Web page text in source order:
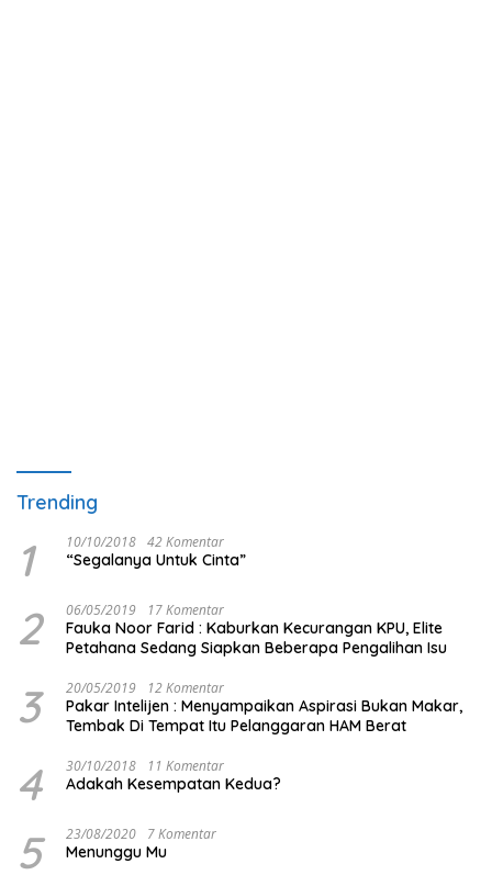
Trending
1 10/10/2018 42 Komentar
“Segalanya Untuk Cinta”
2 06/05/2019 17 Komentar
Fauka Noor Farid : Kaburkan Kecurangan KPU, Elite
Petahana Sedang Siapkan Beberapa Pengalihan Isu
3 20/05/2019 12 Komentar
Pakar Intelijen : Menyampaikan Aspirasi Bukan Makar,
Tembak Di Tempat Itu Pelanggaran HAM Berat
4 30/10/2018 11 Komentar
Adakah Kesempatan Kedua?
5 23/08/2020 7 Komentar
Menunggu Mu